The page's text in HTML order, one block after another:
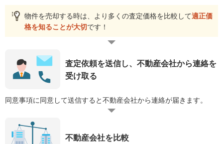
物件を売却する時は、より多くの査定価格を比較して適正価
格を知ることが大切です！
査定依頼を送信し、不動産会社から連絡を
受け取る
同意事項に同意して送信すると不動産会社から連絡が届きます。
不動産会社を比較